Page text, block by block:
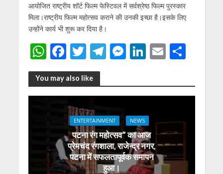
आयोजित राष्ट्रीय शॉर्ट फिल्म फेस्टिवल में सर्वश्रेष्ठ फिल्म पुरस्कार
मिला।राष्ट्रीय फिल्म महोत्सव कराने की उनकी इच्छा है।इसके लिए
उन्होंने कार्य भी शुरू कर दिया है।
W
h
at
s
p
F
ac
e
b
o
o
k
T
w
itt
er
T
e
gr
a
m
M
ss
e
n
g
er
Li
k
e
dI
n
E
ai
l
S
ar
e
You may also like
ENTERTAINMENT NEWS
पटना रंग महोत्सव” का आज
प्रेमचंद रंगशाला, राजेन्द्र नगर,
पटना में सफलतापूर्वक समापन
हुआ।